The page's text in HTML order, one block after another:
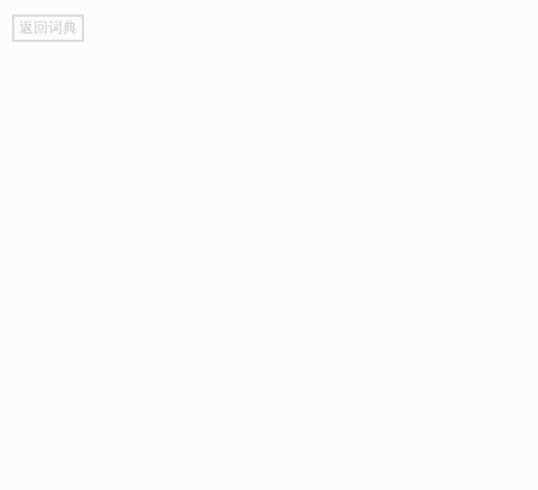
go
top
返回词典